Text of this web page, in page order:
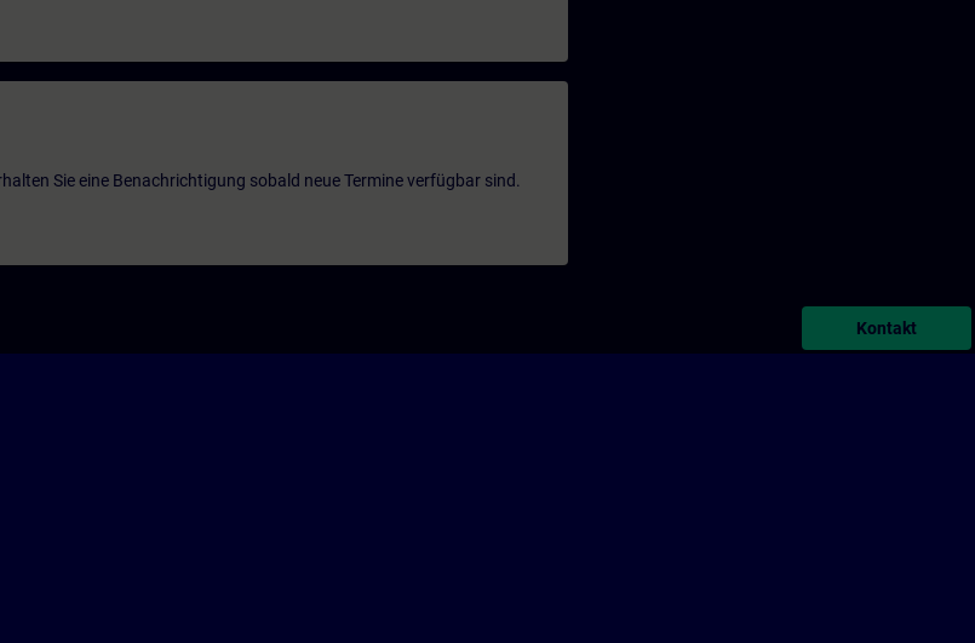
Sie eine Benachrichtigung sobald neue Termine verfügbar sind.
Kontakt